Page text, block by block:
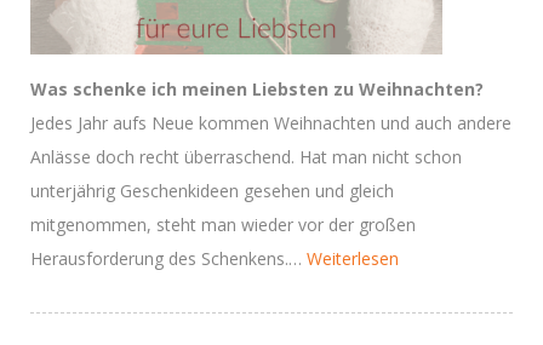
Was schenke ich meinen Liebsten zu Weihnachten?
Jedes Jahr aufs Neue kommen Weihnachten und auch andere
Anlässe doch recht überraschend. Hat man nicht schon
unterjährig Geschenkideen gesehen und gleich
mitgenommen, steht man wieder vor der großen
Herausforderung des Schenkens.… Weiterlesen